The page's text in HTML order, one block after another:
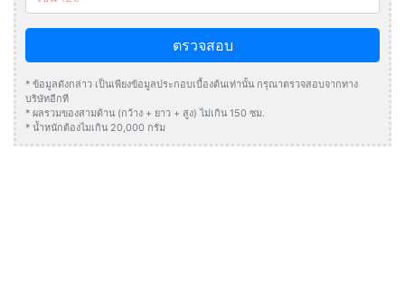
ตรวจสอบ
* ข้อมูลดังกล่าว เป็นเพียงข้อมูลประกอบเบื้องต้นเท่านั้น กรุณาตรวจสอบจากทาง
บริษัทอีกที
* ผลรวมของสามด้าน (กว้าง + ยาว + สูง) ไม่เกิน 150 ซม.
* น้ำหนักต้องไมเกิน 20,000 กรัม